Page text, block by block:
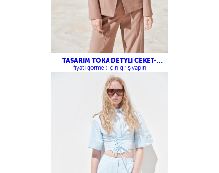
TASARIM TOKA DETYLI CEKET-
TASARIM PALAZZO PANTOLON
fiyatı görmek için giriş yapın